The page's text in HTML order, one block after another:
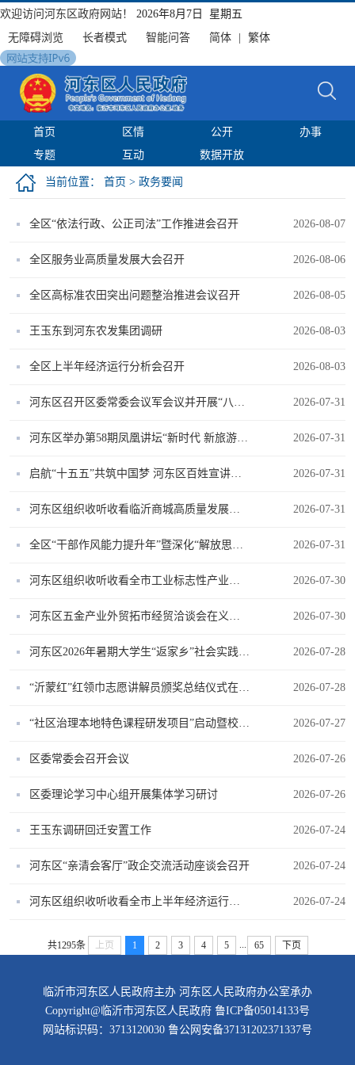
欢迎访问河东区政府网站！
2026年8月7日 星期五
无障碍浏览
长者模式 智能问答 简体 繁体
首页 区情 公开
办事
专题
互动 数据开放
当前位置： 首页 > 政务要闻
全区“依法行政、公正司法”工作推进会召开 2026-08-07
全区服务业高质量发展大会召开 2026-08-06
全区高标准农田突出问题整治推进会议召开 2026-08-05
王玉东到河东农发集团调研 2026-08-03
全区上半年经济运行分析会召开 2026-08-03
河东区召开区委常委会议军会议并开展“八一”走访慰问活动 2026-07-31
河东区举办第58期凤凰讲坛“新时代 新旅游：文旅融合新思考”专题报告会 2026-07-31
启航“十五五”共筑中国梦 河东区百姓宣讲大赛决赛圆满举办 2026-07-31
河东区组织收听收看临沂商城高质量发展工作领导小组第二次会议召开 2026-07-31
全区“干部作风能力提升年”暨深化“解放思想、对标学标”工作推进会召开 2026-07-31
河东区组织收听收看全市工业标志性产业链二季度工作推进会 2026-07-30
河东区五金产业外贸拓市经贸洽谈会在义乌举行 2026-07-30
河东区2026年暑期大学生“返家乡”社会实践活动正式启动 2026-07-28
“沂蒙红”红领巾志愿讲解员颁奖总结仪式在河东区举行 2026-07-28
“社区治理本地特色课程研发项目”启动暨校地合作签约揭牌活动举行 2026-07-27
区委常委会召开会议 2026-07-26
区委理论学习中心组开展集体学习研讨 2026-07-26
王玉东调研回迁安置工作 2026-07-24
河东区“亲清会客厅”政企交流活动座谈会召开 2026-07-24
河东区组织收听收看全市上半年经济运行分析会召开 2026-07-24
共1295条 上页 1 2 3 4 5 ... 65 下页